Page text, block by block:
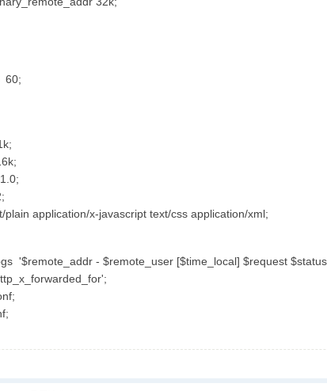
60;
application/x-javascript text/css application/xml;
'$remote_addr - $remote_user [$time_local] $request